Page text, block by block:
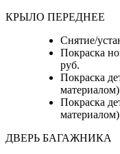
КРЫЛО ПЕРЕДНЕЕ
Снятие/
Покраска
руб.
Покраска
Покраска
ДВЕРЬ БАГАЖНИКА